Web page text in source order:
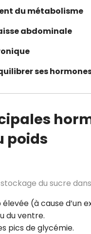
du métabolisme
abdominale
ses
poids
du sucre
(à cause d’un
du ventre.
pics de glycémie.